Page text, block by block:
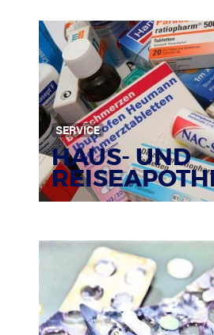
SERVICE
HAUS- UND
Bildquelle: © Tim Reckmann / pixelio.de